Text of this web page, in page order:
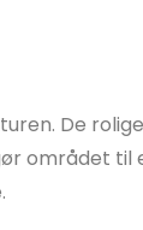
De rolige
området til